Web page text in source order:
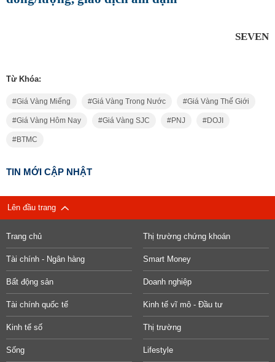
SEVEN
Từ Khóa:
Giá Vàng Miếng Giá Vàng Trong Nước Giá Vàng Thế Giới
Giá Vàng Hôm Nay Giá Vàng SJC PNJ DOJI
BTMC
TIN MỚI CẬP NHẬT
Lên đầu trang
Trang chủ Thị trường chứng khoán
Tài chính - Ngân hàng Smart Money
Bất động sản Doanh nghiệp
Tài chính quốc tế Kinh tế vĩ mô - Đầu tư
Kinh tế số Thị trường
Sống Lifestyle